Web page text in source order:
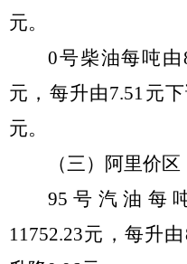
元。
0号柴油每吨由
元，每升由7.51元
元。
（三）阿里价区
95号汽油每
11752.23元，每升由